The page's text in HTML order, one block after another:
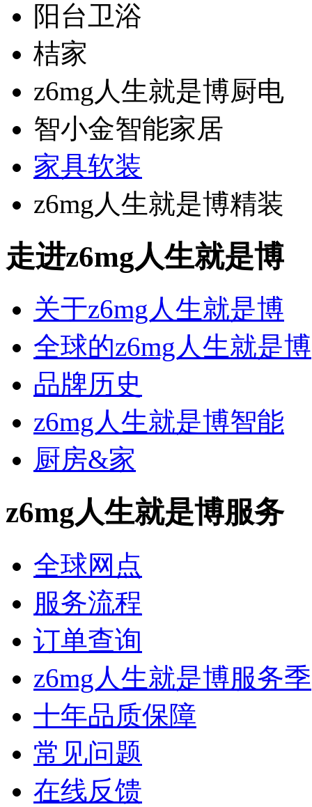
阳台卫浴
桔家
z6mg人生就是博厨电
智小金智能家居
家具软装
z6mg人生就是博精装
走进z6mg人生就是博
关于z6mg人生就是博
全球的z6mg人生就是博
品牌历史
z6mg人生就是博智能
厨房&家
z6mg人生就是博服务
全球网点
服务流程
订单查询
z6mg人生就是博服务季
十年品质保障
常见问题
在线反馈